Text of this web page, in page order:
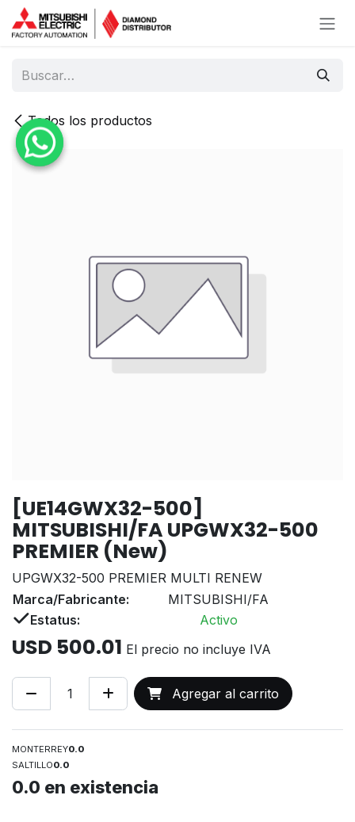
Ir al contenido
Todos los productos
[UE14GWX32-500]
MITSUBISHI/FA UPGWX32-500
PREMIER (New)
UPGWX32-500 PREMIER MULTI RENEW
Marca/Fabricante:
MITSUBISHI/FA
Estatus:
Activo
USD 500.01 El precio no incluye IVA
Agregar al carrito
MONTERREY0.0
SALTILLO0.0
0.0 en existencia